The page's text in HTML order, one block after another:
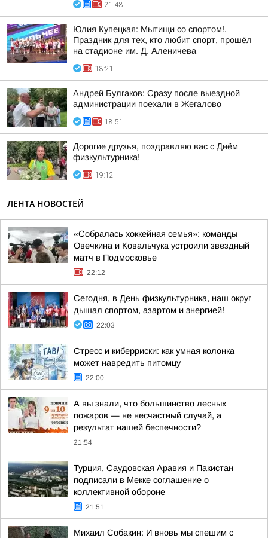
21:48
Юлия Купецкая: Мытищи со спортом!.
Праздник для тех, кто любит спорт, прошёл
на стадионе им. Д. Аленичева
18:21
Андрей Булгаков: Сразу после выездной
администрации поехали в Жегалово
18:51
Дорогие друзья, поздравляю вас с Днём
физкультурника!
19:12
ЛЕНТА НОВОСТЕЙ
«Собралась хоккейная семья»: команды
Овечкина и Ковальчука устроили звездный
матч в Подмосковье
22:12
Сегодня, в День физкультурника, наш округ
дышал спортом, азартом и энергией!
22:03
Стресс и киберриски: как умная колонка
может навредить питомцу
22:00
А вы знали, что большинство лесных
пожаров — не несчастный случай, а
результат нашей беспечности?
21:54
Турция, Саудовская Аравия и Пакистан
подписали в Мекке соглашение о
коллективной обороне
21:51
Михаил Собакин: И вновь мы спешим с